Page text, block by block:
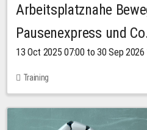
Arbeitsplatznahe
Pausenexpress und Co.
13 Oct 2025 07:00 to 30 Sep 2026
Training